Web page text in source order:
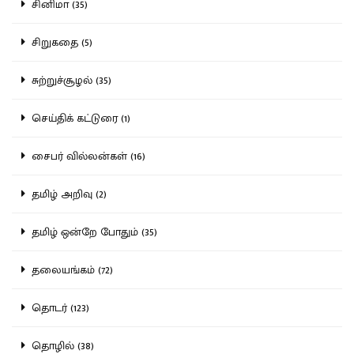
சினிமா (35)
சிறுகதை (5)
சுற்றுச்சூழல் (35)
செய்திக் கட்டுரை (1)
சைபர் வில்லன்கள் (16)
தமிழ் அறிவு (2)
தமிழ் ஒன்றே போதும் (35)
தலையங்கம் (72)
தொடர் (123)
தொழில் (38)